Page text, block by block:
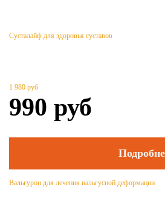
Сусталайф для здоровья суставов
1 980 руб
990 руб
Вальгурон для лечения вальгусной деформации